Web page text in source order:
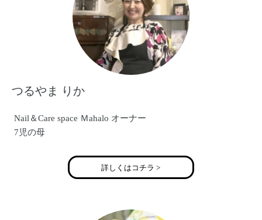
つるやま りか
Nail＆Care space Ｍahalo オーナー
7児の母
詳しくはコチラ >